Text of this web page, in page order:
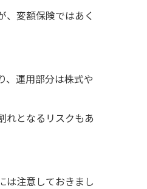
変額保険ではあく
、運用部分は株式や
れとなるリスクもあ
は注意しておきまし